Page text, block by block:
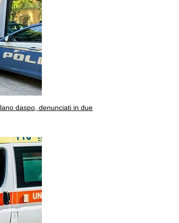
daspo, denunciati in due